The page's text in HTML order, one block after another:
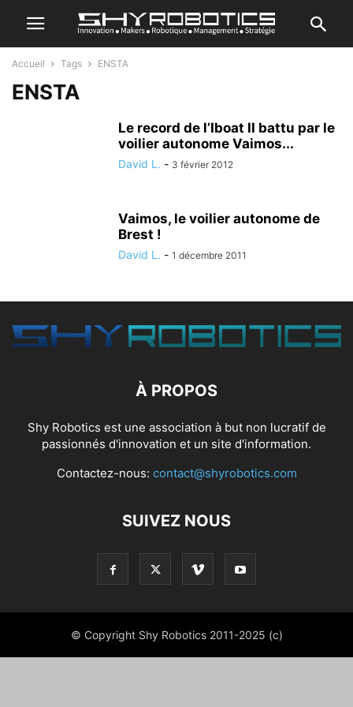
Accueil Tags ENSTA
ENSTA
Le record de l’Iboat II battu par le
voilier autonome Vaimos...
David L. - 3 février 2012
Vaimos, le voilier autonome de
Brest !
David L. - 1 décembre 2011
À PROPOS
Shy Robotics est une association à but non lucratif de
passionnés d'innovation et un site d'information.
Contactez-nous: contact@shyrobotics.com
SUIVEZ NOUS
© Copyright Shy Robotics 2011-2025 (c)